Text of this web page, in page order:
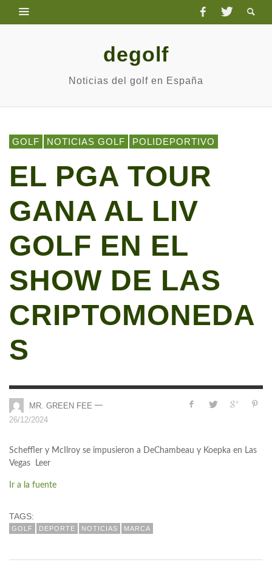
degolf
Noticias del golf en España
GOLF NOTICIAS GOLF POLIDEPORTIVO
EL PGA TOUR
GANA AL LIV
GOLF EN EL
SHOW DE LAS
CRIPTOMONEDA
S
MR. GREEN FEE —
26/12/2024
Scheffler y McIlroy se impusieron a DeChambeau y Koepka en Las
Vegas Leer
Ir a la fuente
TAGS:
GOLF DEPORTE NOTICIAS MARCA